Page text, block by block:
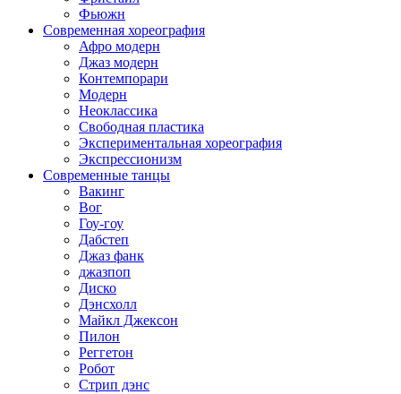
Фьюжн
Современная хореография
Афро модерн
Джаз модерн
Контемпорари
Модерн
Неоклассика
Свободная пластика
Экспериментальная хореография
Экспрессионизм
Современные танцы
Вакинг
Вог
Гоу-гоу
Дабстеп
Джаз фанк
джазпоп
Диско
Дэнсхолл
Майкл Джексон
Пилон
Реггетон
Робот
Стрип дэнс